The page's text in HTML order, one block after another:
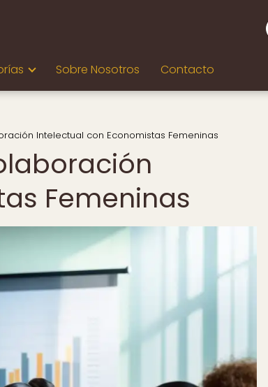
Sobre Nosotros Contacto
Intelectual con Economistas Femeninas
Femeninas